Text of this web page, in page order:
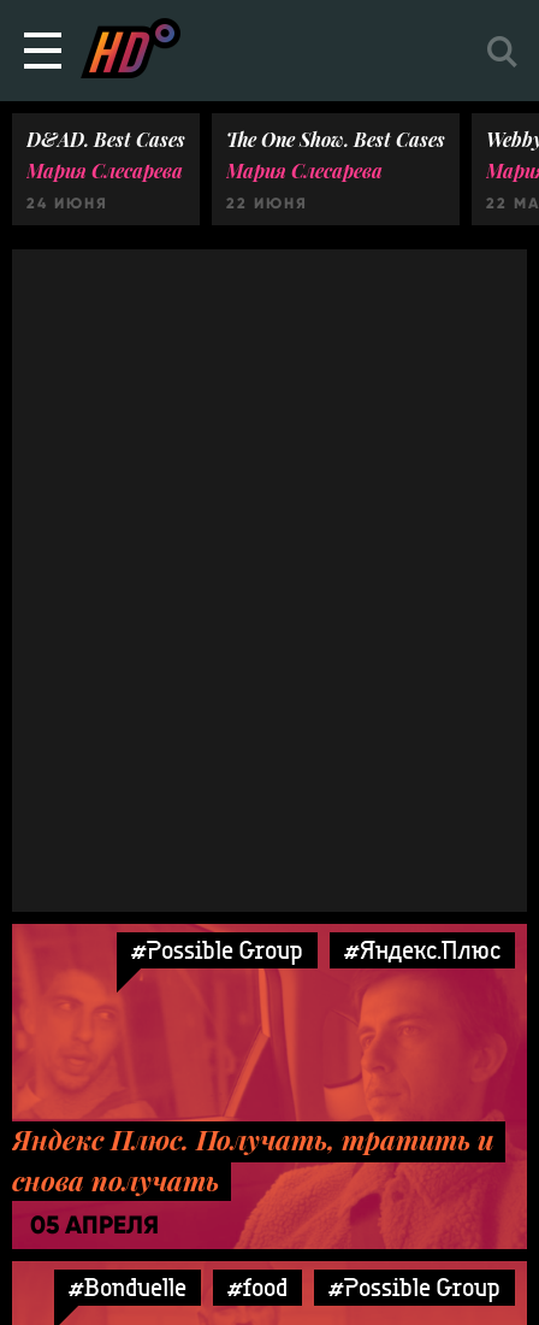
D&AD. Best Cases
Мария Слесарева
24 ИЮНЯ
The One Show. Best Cases
Мария Слесарева
22 ИЮНЯ 22
#Possible Group #Яндекс.Плюс
Яндекс Плюс. Получать, тратить и
снова получать
05 АПРЕЛЯ
#Bonduelle #food #Possible Group